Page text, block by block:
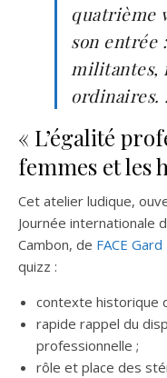
quatrième
son entrée
militantes,
ordinaires.
« L’égalité
femmes et les
Cet atelier ludique,
Journée internationale
Cambon, de FACE
quizz :
contexte historique
rapide rappel du
professionnelle ;
rôle et place des